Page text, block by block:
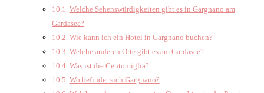
Welche Sehenswürdigkeiten gibt es in Gargnano am
Gardasee?
Wie kann ich ein Hotel in Gargnano buchen?
Welche anderen Orte gibt es am Gardasee?
Was ist die Centomiglia?
Wo befindet sich Gargnano?